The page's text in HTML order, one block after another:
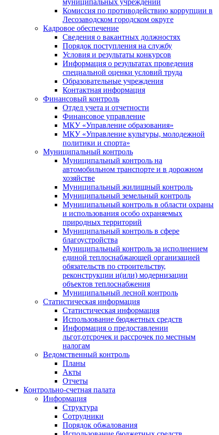
муниципальных учреждений
Комиссия по противодействию коррупции в
Лесозаводском городском округе
Кадровое обеспечение
Сведения о вакантных должностях
Порядок поступления на службу
Условия и результаты конкурсов
Информация о результатах проведения
специальной оценки условий труда
Образовательные учреждения
Контактная информация
Финансовый контроль
Отдел учета и отчетности
Финансовое управление
МКУ «Управление образования»
МКУ «Управление культуры, молодежной
политики и спорта»
Муниципальный контроль
Муниципальный контроль на
автомобильном транспорте и в дорожном
хозяйстве
Муниципальный жилищный контроль
Муниципальный земельный контроль
Муниципальный контроль в области охраны
и использования особо охраняемых
природных территорий
Муниципальный контроль в сфере
благоустройства
Муниципальный контроль за исполнением
единой теплоснабжающей организацией
обязательств по строительству,
реконструкции и(или) модернизации
объектов теплоснабжения
Муниципальный лесной контроль
Статистическая информация
Статистическая информация
Использование бюджетных средств
Информация о предоставлении
льгот,отсрочек и рассрочек по местным
налогам
Ведомственный контроль
Планы
Акты
Отчеты
Контрольно-счетная палата
Информация
Структура
Сотрудники
Порядок обжалования